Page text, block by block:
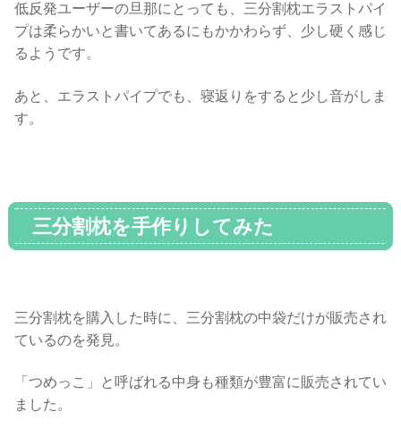
低反発ユーザーの旦那にとっても、三分割枕エラストパイ
プは柔らかいと書いてあるにもかかわらず、少し硬く感じ
るようです。
あと、エラストパイプでも、寝返りをすると少し音がしま
す。
三分割枕を手作りしてみた
三分割枕を購入した時に、三分割枕の中袋だけが販売され
ているのを発見。
「つめっこ」と呼ばれる中身も種類が豊富に販売されてい
ました。